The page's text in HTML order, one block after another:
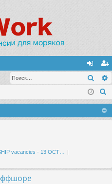
хо
д
ег
ис
тр
ац
vacancies - 13 OCT…